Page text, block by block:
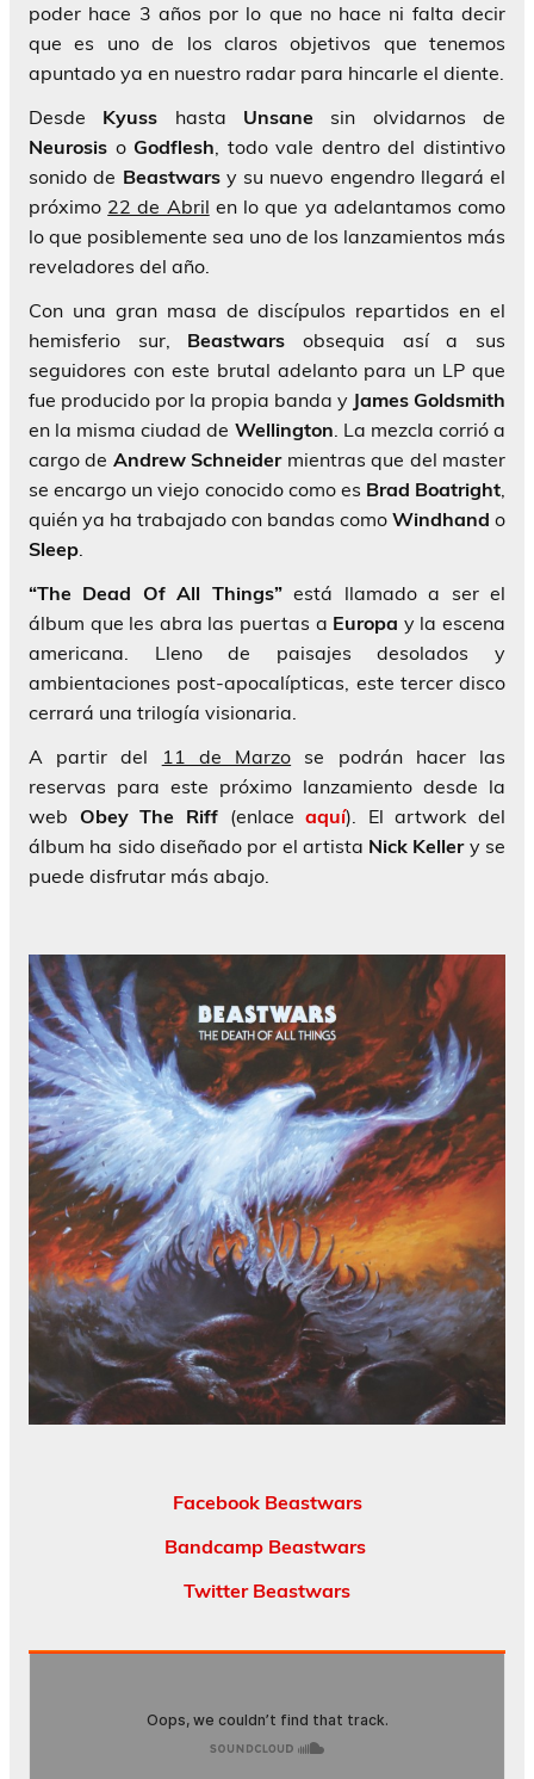
poder hace 3 años por lo que no hace ni falta decir
que es uno de los claros objetivos que tenemos
apuntado ya en nuestro radar para hincarle el diente.
Desde Kyuss hasta Unsane sin olvidarnos de
Neurosis oGodflesh, todo vale dentro del distintivo
sonido de Beastwarsy su nuevo engendro llegará el
próximo 22 de Abril en lo que ya adelantamos como
lo que posiblemente sea uno de los lanzamientos más
reveladores del año.
Con una gran masa de discípulos repartidos en el
hemisferio sur, Beastwars obsequia así a sus
seguidores con este brutal adelanto para un LP que
fue producido por la propia banda y James Goldsmith
en la misma ciudad de Wellington. La mezcla corrió a
cargo de Andrew Schneidermientras que del master
se encargo un viejo conocido como es Brad Boatright,
quién ya ha trabajado con bandas como Windhand o
Sleep.
“The Dead Of All Things”está llamado a ser el
álbum que les abra las puertas a Europa y la escena
americana. Lleno de paisajes desolados y
ambientaciones post-apocalípticas, este tercer disco
cerrará una trilogía visionaria.
A partir del
11 de Marzo se podrán hacer las
reservas para este próximo lanzamiento desde la
web Obey The Riff(enlaceaquí). El artwork del
álbum ha sido diseñado por el artista Nick Kellery se
puede disfrutar más abajo.
Facebook Beastwars
Bandcamp Beastwars
Twitter Beastwars